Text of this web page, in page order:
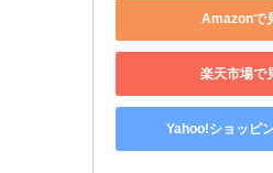
Amazonで
楽天市場で
Yahoo!ショッピ